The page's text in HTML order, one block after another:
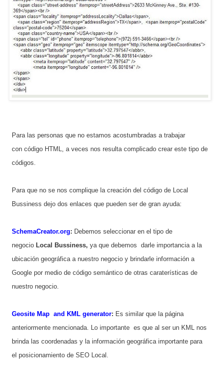
Para las personas que no estamos acostumbradas a trabajar
con código HTML, a veces nos resulta complicado crear este tipo de
códigos.
Para que no se nos complique la creación del código de Local
Bussiness dejo dos enlaces que pueden ser de gran ayuda:
SchemaCreator.org: Debemos seleccionar en el tipo de
negocio Local Bussiness, ya que debemos darle importancia a la
ubicación geográfica a nuestro negocio y brindarle información a
Google por medio de código semántico de otras caraterísticas de
nuestro negocio.
Geosite Map and KML generator: Es similar que la página
anteriormente mencionada. Lo importante es que al ser un KML nos
brinda las coordenadas y la información geográfica importante para
el posicionamiento de SEO Local.